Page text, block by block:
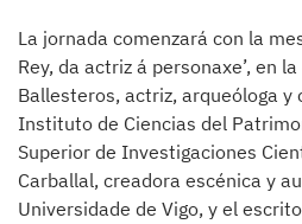
La jornada comenzará con la
Rey, da actriz á personaxe’, en
Ballesteros, actriz, arqueóloga y
Instituto de Ciencias del
Superior de Investigaciones
Carballal, creadora escénica y
Universidade de Vigo, y el